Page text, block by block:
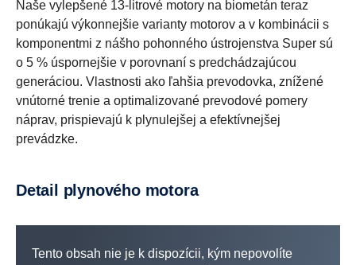
Naše vylepšené 13-litrové motory na biometán teraz
ponúkajú výkonnejšie varianty motorov a v kombinácii s
komponentmi z nášho pohonného ústrojenstva Super sú
o 5 % úspornejšie v porovnaní s predchádzajúcou
generáciou. Vlastnosti ako ľahšia prevodovka, znížené
vnútorné trenie a optimalizované prevodové pomery
náprav, prispievajú k plynulejšej a efektívnejšej
prevádzke.
Detail plynového motora
Tento obsah nie je k dispozícii, kým nepovolíte